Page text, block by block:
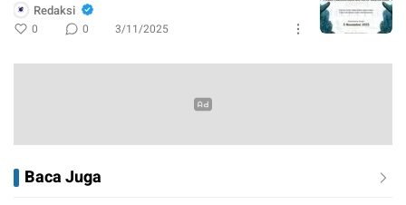
Redaksi
0 0 3/11/2025
Baca Juga